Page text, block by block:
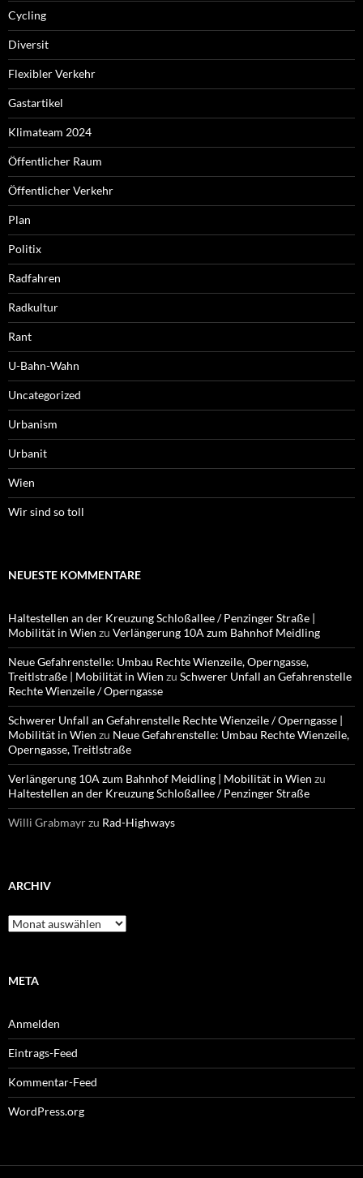
Cycling
Diversit
Flexibler Verkehr
Gastartikel
Klimateam 2024
Öffentlicher Raum
Öffentlicher Verkehr
Plan
Politix
Radfahren
Radkultur
Rant
U-Bahn-Wahn
Uncategorized
Urbanism
Urbanit
Wien
Wir sind so toll
NEUESTE KOMMENTARE
Haltestellen an der Kreuzung Schloßallee / Penzinger Straße |
Mobilität in Wien zu Verlängerung 10A zum Bahnhof Meidling
Neue Gefahrenstelle: Umbau Rechte Wienzeile, Operngasse,
Treitlstraße | Mobilität in Wien zu Schwerer Unfall an Gefahrenstelle
Rechte Wienzeile / Operngasse
Schwerer Unfall an Gefahrenstelle Rechte Wienzeile / Operngasse |
Mobilität in Wien zu Neue Gefahrenstelle: Umbau Rechte Wienzeile,
Operngasse, Treitlstraße
Verlängerung 10A zum Bahnhof Meidling | Mobilität in Wien zu
Haltestellen an der Kreuzung Schloßallee / Penzinger Straße
Willi Grabmayrzu Rad-Highways
ARCHIV
Archiv
META
Anmelden
Eintrags-Feed
Kommentar-Feed
WordPress.org